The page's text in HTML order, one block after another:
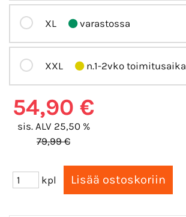
XL varastossa
XXL n.1-2vko toimitusaika
54,90 €
sis. ALV 25,50 %
79,99 €
kpl